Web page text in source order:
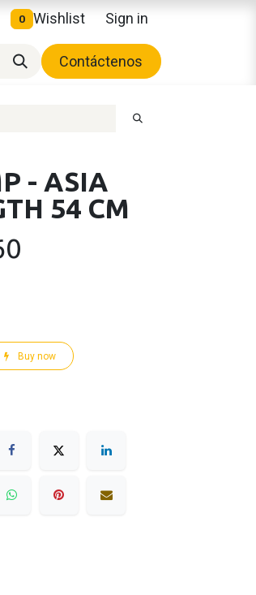
0 Wishlist Sign in
Contáctenos
- ASIA
54 CM
Buy now